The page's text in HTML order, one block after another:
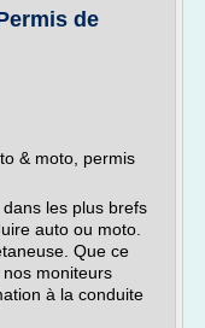
de
& moto, permis
les plus brefs
auto ou moto.
Que ce
moniteurs
à la conduite